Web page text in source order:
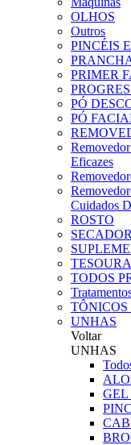
OLHOS
Outros
PINCÉIS
PRIMER
PÓ
PÓ
Eficazes
Cuidados
ROSTO
TODOS
UNHAS
Voltar
UNHAS
GEL